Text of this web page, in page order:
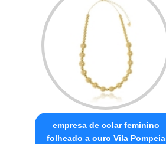
empresa de colar feminino
folheado a ouro Vila Pompeia